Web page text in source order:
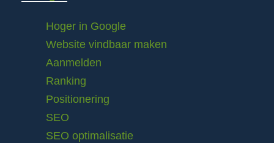
Hoger in Google
Website vindbaar maken
Aanmelden
Ranking
Positionering
SEO
SEO optimalisatie